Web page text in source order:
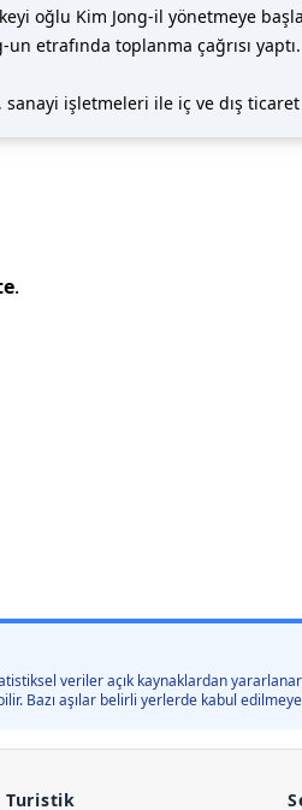
oğlu Kim Jong-il yönetmeye
etrafında toplanma çağrısı yaptı.
işletmeleri ile iç ve dış
.
veriler açık kaynaklardan
Bazı aşılar belirli yerlerde kabul
Turistik